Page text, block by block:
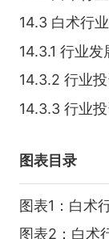
14.3 白术行
14.3.1 行业发
14.3.2 行业
14.3.3 行业
图表目录
图表1：白术
图表2：白术